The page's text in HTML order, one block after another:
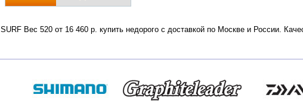
SURF Вес 520 от 16 460 р. купить недорого с доставкой по Москве и России.